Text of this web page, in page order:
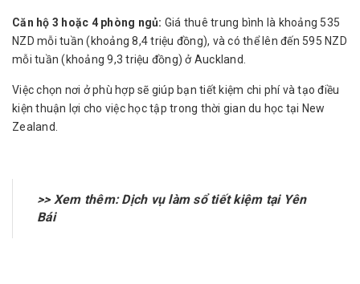
Căn hộ 3 hoặc 4 phòng ngủ: Giá thuê trung bình là khoảng 535
NZD mỗi tuần (khoảng 8,4 triệu đồng), và có thể lên đến 595 NZD
mỗi tuần (khoảng 9,3 triệu đồng) ở Auckland.
Việc chọn nơi ở phù hợp sẽ giúp bạn tiết kiệm chi phí và tạo điều
kiện thuận lợi cho việc học tập trong thời gian du học tại New
Zealand.
>> Xem thêm:Dịch vụ làm sổ tiết kiệm tại Yên
Bái